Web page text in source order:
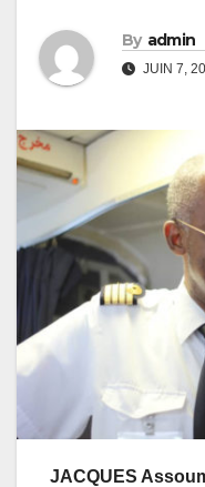
By admin
JUIN 7,
JACQUES